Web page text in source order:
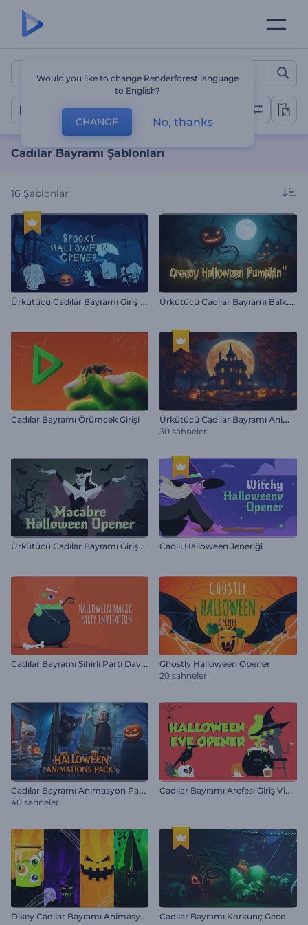
Cadılar Bayramı Şablonları
Cadılar Bayramı
Cadılar Bayramı Şablonları
16 Şablonlar
Ü
rkütücü Cadılar Bayramı Giriş Videosu Ü
rkütücü Cadılar Bayramı Balkabağı Girişi
Cadılar Bayramı Örümcek Girişi Ü
rkütücü Cadılar Bayramı Animasyonları
30 sahneler
Ü
rkütücü Cadılar Bayramı Giriş Videosu Cadılı Halloween Jeneriği
C
adılar Bayramı Sihirli Parti Davetiyesi
Ghostly Halloween Opener
20 sahneler
C
adılar Bayramı Animasyon Paketi
40 sahneler
C
adılar Bayramı Arefesi Giriş Videosu
D
ikey Cadılar Bayramı Animasyon Davetiyesi Cadılar Bayramı Korkunç Gece
Would you like to change Renderforest language
to English?
CHANGE No, thanks